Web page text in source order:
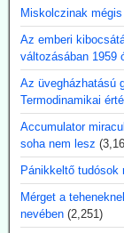
hajózás
egy
tartályból áll, de
döntő
biztonsági
üzemeltetés.
Kommentárunk:
egy
hogy a 3D-
2026.07.17.
Miskolczinak
Az emberi
változásában 1959
Az üvegházhatású
Termodinamikai
Accumulator
soha nem lesz
Pánikkeltő tudósok
Mérget a
nevében (2,251)